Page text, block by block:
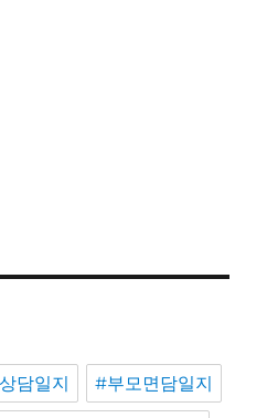
담일지 #부모면담일지